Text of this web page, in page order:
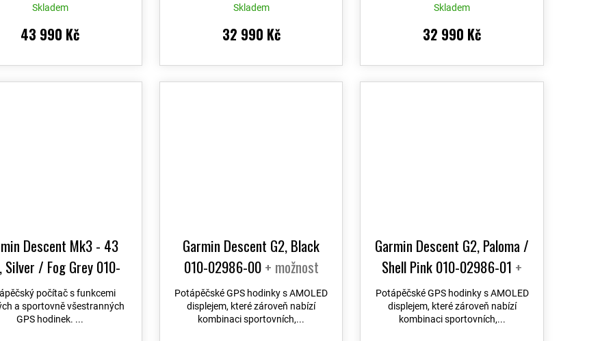
Czech PRO Voucher
Skladem
43 990 Kč
Skladem
32 990 Kč
Skladem
32 990 Kč
Descent Mk3 - 43
Silver / Fog Grey 010-
04+ možnost výměny
dní + Topo Czech PRO
počítač s funkcemi
a sportovně všestranných
GPS hodinek. ...
Garmin Descent G2, Black
010-02986-00+ možnost
výměny do 90 dní
Potápěčské GPS hodinky s AMOLED
displejem, které zároveň nabízí
kombinaci sportovních,...
Garmin Descent G2, Paloma /
Shell Pink 010-02986-01 +
možnost výměny do 90 dní
Potápěčské GPS hodinky s AMOLED
displejem, které zároveň nabízí
kombinaci sportovních,...